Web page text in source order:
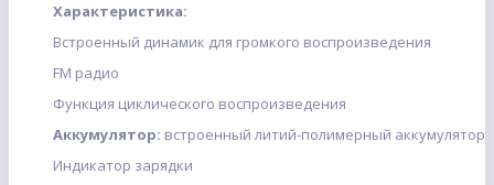
Характеристика:
Встроенный динамик для громкого воспроизведения
FM радио
Функция циклического воспроизведения
Аккумулятор: встроенный литий-полимерный аккумулятор
Индикатор зарядки